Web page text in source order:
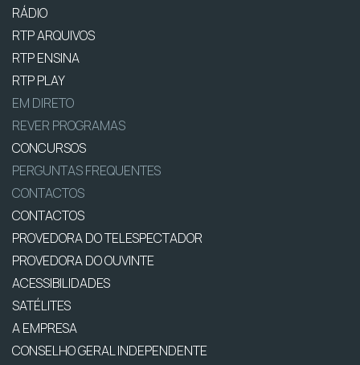
RÁDIO
RTP ARQUIVOS
RTP ENSINA
RTP PLAY
EM DIRETO
REVER PROGRAMAS
CONCURSOS
PERGUNTAS FREQUENTES
CONTACTOS
CONTACTOS
PROVEDORA DO TELESPECTADOR
PROVEDORA DO OUVINTE
ACESSIBILIDADES
SATÉLITES
A EMPRESA
CONSELHO GERAL INDEPENDENTE